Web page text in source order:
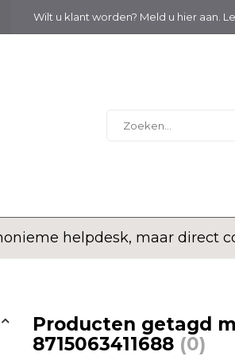
Wilt u klant worden? Meld u hier aan.
helpdesk, maar direct
Producten getagd
8715063411688 (0)